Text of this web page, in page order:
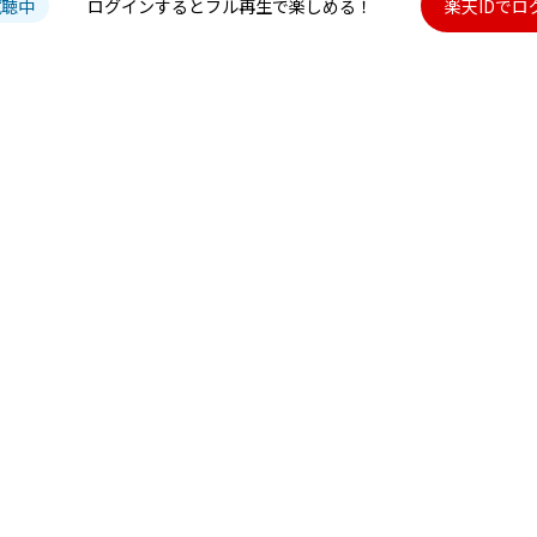
中 ログインするとフル再生で楽しめる！ 楽天IDでロ